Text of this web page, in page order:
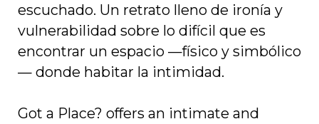
escuchado. Un retrato lleno de ironía y
vulnerabilidad sobre lo difícil que es
encontrar un espacio —físico y simbólico
— donde habitar la intimidad.
Got a Place? offers an intimate and